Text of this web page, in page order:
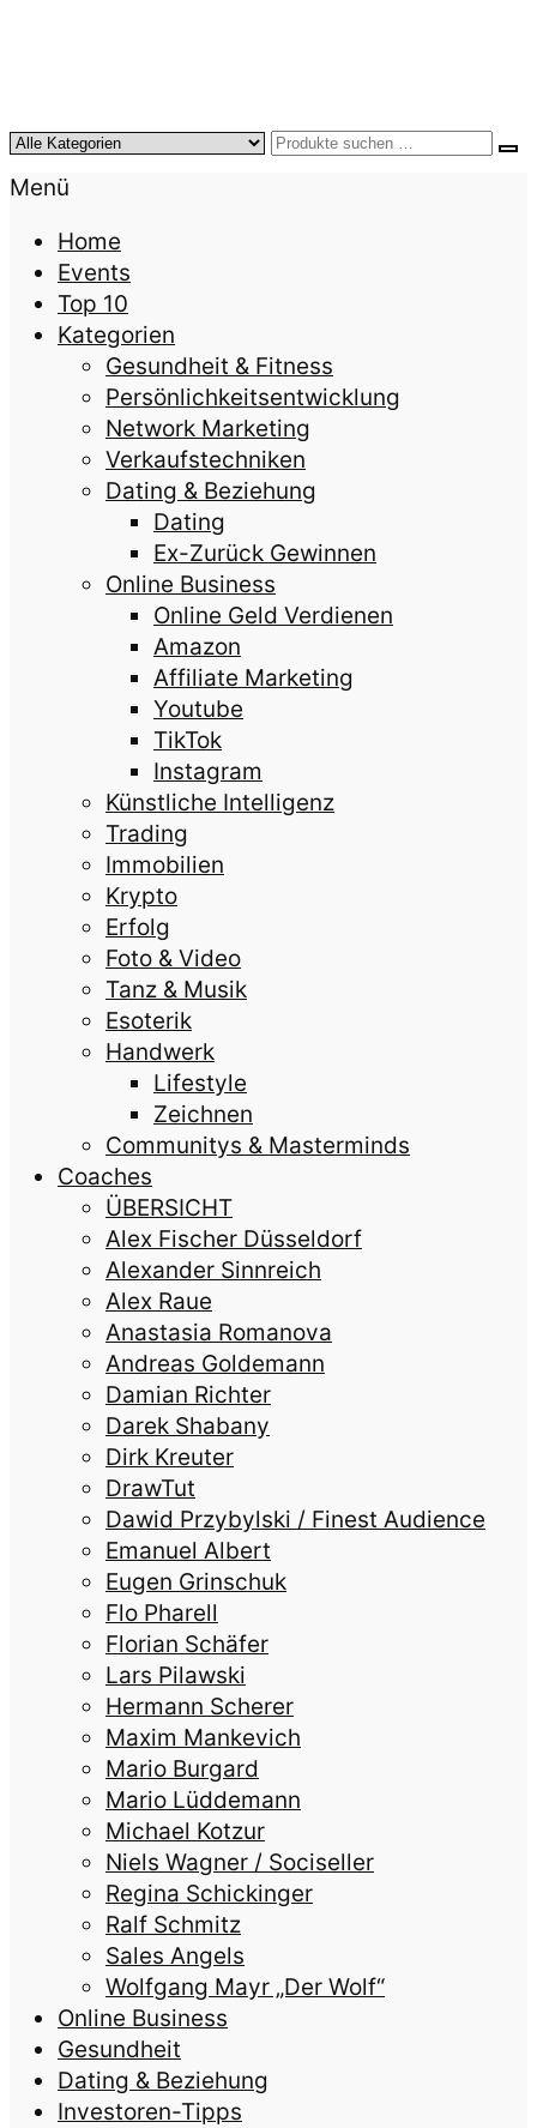
KursTipps.de
Weil Weiterbildung die beste Investition für mehr
Lebensqualität ist.
Menü
Home
Events
Top 10
Kategorien
Gesundheit & Fitness
Persönlichkeitsentwicklung
Network Marketing
Verkaufstechniken
Dating & Beziehung
Dating
Ex-Zurück Gewinnen
Online Business
Online Geld Verdienen
Amazon
Affiliate Marketing
Youtube
TikTok
Instagram
Künstliche Intelligenz
Trading
Immobilien
Krypto
Erfolg
Foto & Video
Tanz & Musik
Esoterik
Handwerk
Lifestyle
Zeichnen
Communitys & Masterminds
Coaches
ÜBERSICHT
Alex Fischer Düsseldorf
Alexander Sinnreich
Alex Raue
Anastasia Romanova
Andreas Goldemann
Damian Richter
Darek Shabany
Dirk Kreuter
DrawTut
Dawid Przybylski / Finest Audience
Emanuel Albert
Eugen Grinschuk
Flo Pharell
Florian Schäfer
Lars Pilawski
Hermann Scherer
Maxim Mankevich
Mario Burgard
Mario Lüddemann
Michael Kotzur
Niels Wagner / Sociseller
Regina Schickinger
Ralf Schmitz
Sales Angels
Wolfgang Mayr „Der Wolf“
Online Business
Gesundheit
Dating & Beziehung
Investoren-Tipps